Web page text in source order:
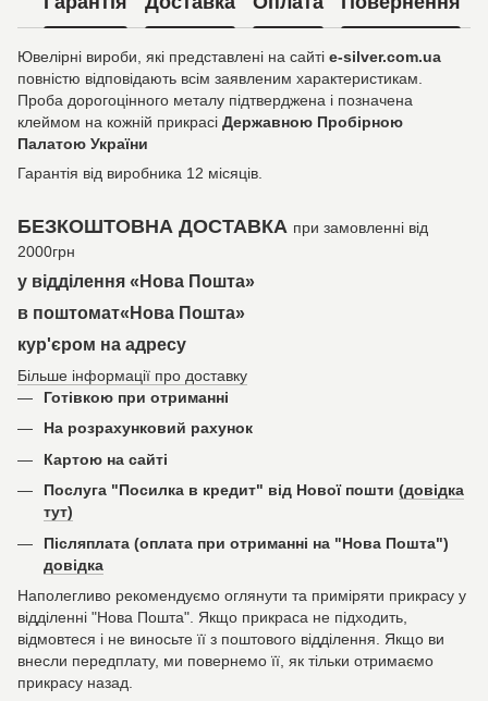
Ювелірні вироби, які представлені на сайті e-silver.com.ua
повністю відповідають всім заявленим характеристикам.
Проба дорогоцінного металу підтверджена і позначена
клеймом на кожній прикрасі Державною Пробірною
Палатою України
Гарантія від виробника 12 місяців.
БЕЗКОШТОВНА ДОСТАВКА при замовленні від
2000грн
у відділення «Нова Пошта»
в поштомат«Нова Пошта»
кур'єром на адресу
Більше інформації про доставку
Готівкою при отриманні
На розрахунковий рахунок
Картою на сайті
Послуга "Посилка в кредит" від Нової пошти (довідка
тут)
Післяплата (оплата при отриманні на "Нова Пошта")
довідка
Наполегливо рекомендуємо оглянути та приміряти прикрасу у
відділенні "Нова Пошта". Якщо прикраса не підходить,
відмовтеся і не виносьте її з поштового відділення. Якщо ви
внесли передплату, ми повернемо її, як тільки отримаємо
прикрасу назад.